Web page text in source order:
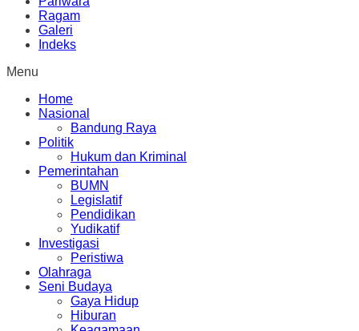
Ragam
Galeri
Indeks
Menu
Home
Nasional
Bandung Raya
Politik
Hukum dan Kriminal
Pemerintahan
BUMN
Legislatif
Pendidikan
Yudikatif
Investigasi
Peristiwa
Olahraga
Seni Budaya
Gaya Hidup
Hiburan